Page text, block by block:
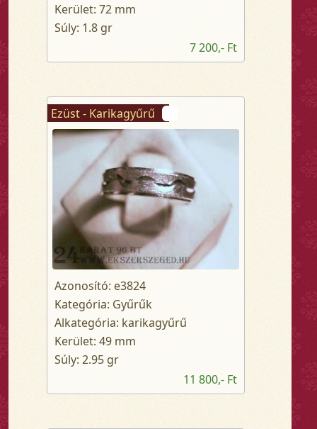
Kerület: 72 mm
Súly: 1.8 gr
7 200,- Ft
Ezüst - Karikagyűrű
Azonosító: e3824
Kategória: Gyűrűk
Alkategória: karikagyűrű
Kerület: 49 mm
Súly: 2.95 gr
11 800,- Ft